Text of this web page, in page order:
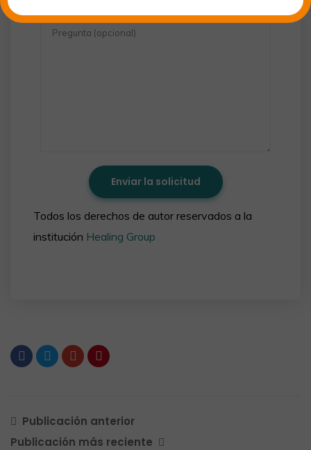
Todos los derechos de autor reservados a la
institución Healing Group
Publicación anterior
Publicación más reciente